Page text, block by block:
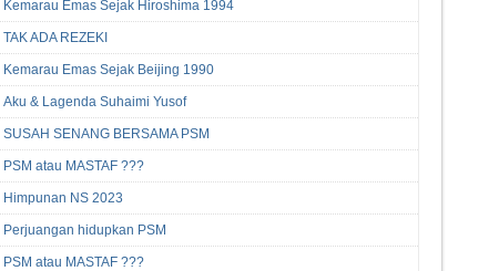
Kemarau Emas Sejak Hiroshima 1994
TAK ADA REZEKI
Kemarau Emas Sejak Beijing 1990
Aku & Lagenda Suhaimi Yusof
SUSAH SENANG BERSAMA PSM
PSM atau MASTAF ???
Himpunan NS 2023
Perjuangan hidupkan PSM
PSM atau MASTAF ???